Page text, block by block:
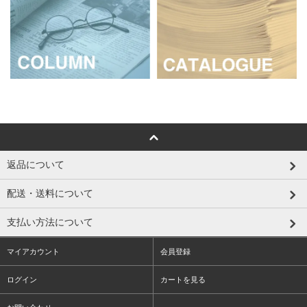
返品について
配送・送料について
支払い方法について
マイアカウント 会員登録
ログイン カートを見る